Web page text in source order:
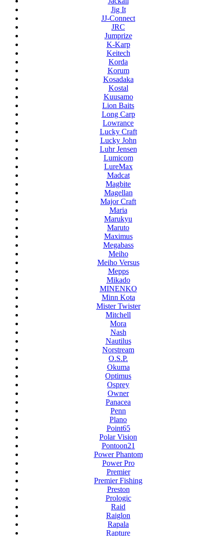
Jig It
JJ-Connect
JRC
Jumprize
K-Karp
Keitech
Korda
Korum
Kosadaka
Kostal
Kuusamo
Lion Baits
Long Carp
Lowrance
Lucky Craft
Lucky John
Luhr Jensen
Lumicom
LureMax
Madcat
Magbite
Magellan
Major Craft
Maria
Marukyu
Maruto
Maximus
Megabass
Meiho
Meiho Versus
Mepps
Mikado
MINENKO
Minn Kota
Mister Twister
Mitchell
Mora
Nash
Nautilus
Norstream
O.S.P.
Okuma
Optimus
Osprey
Owner
Panacea
Penn
Plano
Point65
Polar Vision
Pontoon21
Power Phantom
Power Pro
Premier
Premier Fishing
Preston
Prologic
Raid
Raiglon
Rapala
Rapture